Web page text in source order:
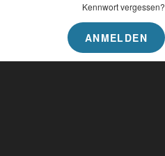
Kennwort vergessen?